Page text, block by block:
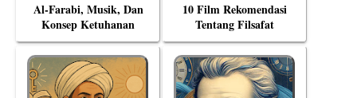
Al-Farabi, Musik, Dan
Konsep Ketuhanan
10 Film Rekomendasi
Tentang Filsafat